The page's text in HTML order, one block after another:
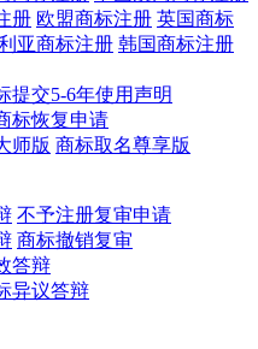
册 欧盟商标注册 英国商标
亚商标注册 韩国商标注册
提交5-6年使用声明
标恢复申请
师版 商标取名尊享版
不予注册复审申请
商标撤销复审
答辩
异议答辩